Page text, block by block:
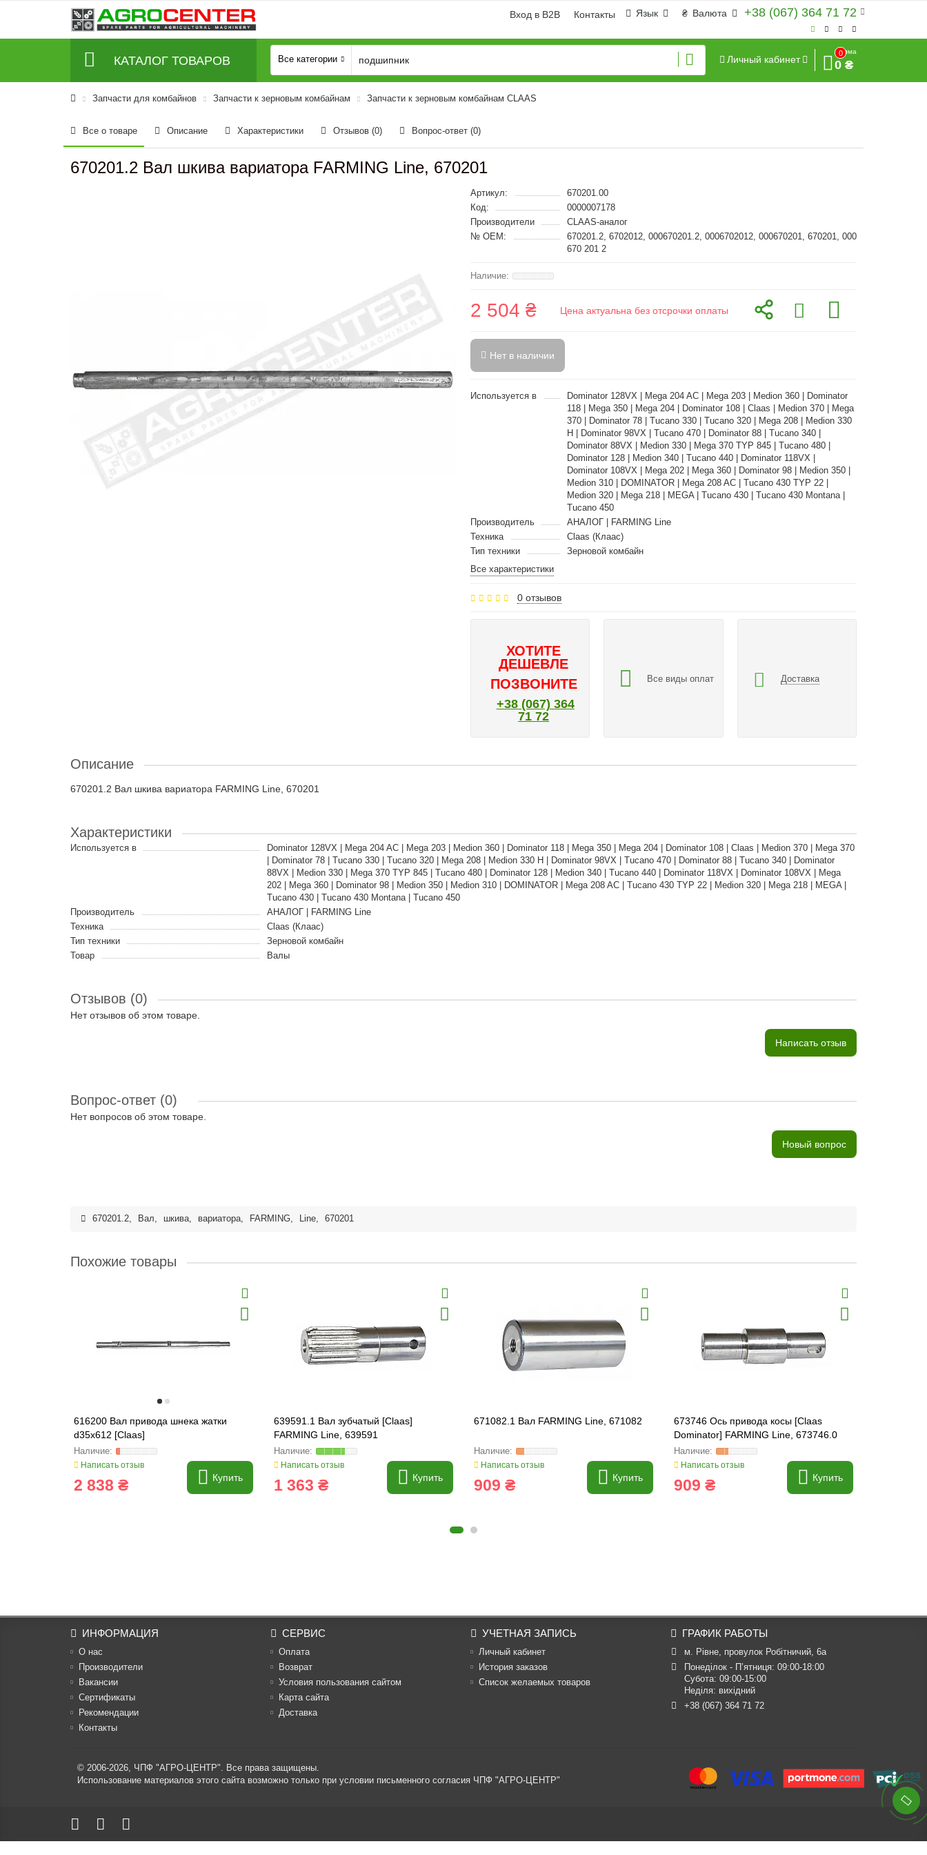
+38 (067) 364 71 72
₴ Валюта
Язык
Вход в B2B Контакты
КАТАЛОГ ТОВАРОВ Все категории Личный кабинет
0
Сумма
0 ₴
Запчасти для комбайнов Запчасти к зерновым комбайнам Запчасти к зерновым комбайнам CLAAS
Все о товаре Описание Характеристики Отзывов (0) Вопрос-ответ (0)
670201.2 Вал шкива вариатора FARMING Line, 670201
Артикул:
670201.00
Код:
0000007178
Производители
CLAAS-аналог
№ OEM:
670201.2, 6702012, 000670201.2, 0006702012, 000670201, 670201, 000
670 201 2
2 504 ₴ Цена актуальна без отсрочки оплаты
Нет в наличии
Используется в
Dominator 128VX | Mega 204 AC | Mega 203 | Medion 360 | Dominator
118 | Mega 350 | Mega 204 | Dominator 108 | Claas | Medion 370 | Mega
370 | Dominator 78 | Tucano 330 | Tucano 320 | Mega 208 | Medion 330
H | Dominator 98VX | Tucano 470 | Dominator 88 | Tucano 340 |
Dominator 88VX | Medion 330 | Mega 370 TYP 845 | Tucano 480 |
Dominator 128 | Medion 340 | Tucano 440 | Dominator 118VX |
Dominator 108VX | Mega 202 | Mega 360 | Dominator 98 | Medion 350 |
Medion 310 | DOMINATOR | Mega 208 AC | Tucano 430 TYP 22 |
Medion 320 | Mega 218 | MEGA | Tucano 430 | Tucano 430 Montana |
Tucano 450
Производитель
АНАЛОГ | FARMING Line
Техника
Claas (Клаас)
Тип техники
Зерновой комбайн
Все характеристики
0 отзывов
ХОТИТЕ
ДЕШЕВЛЕ
ПОЗВОНИТЕ
+38 (067) 364
71 72
Все виды оплат Доставка
Описание
670201.2 Вал шкива вариатора FARMING Line, 670201
Характеристики
Используется в
Dominator 128VX | Mega 204 AC | Mega 203 | Medion 360 | Dominator 118 | Mega 350 | Mega 204 | Dominator 108 | Claas | Medion 370 | Mega 370
| Dominator 78 | Tucano 330 | Tucano 320 | Mega 208 | Medion 330 H | Dominator 98VX | Tucano 470 | Dominator 88 | Tucano 340 | Dominator
88VX | Medion 330 | Mega 370 TYP 845 | Tucano 480 | Dominator 128 | Medion 340 | Tucano 440 | Dominator 118VX | Dominator 108VX | Mega
202 | Mega 360 | Dominator 98 | Medion 350 | Medion 310 | DOMINATOR | Mega 208 AC | Tucano 430 TYP 22 | Medion 320 | Mega 218 | MEGA |
Tucano 430 | Tucano 430 Montana | Tucano 450
Производитель
АНАЛОГ | FARMING Line
Техника
Claas (Клаас)
Тип техники
Зерновой комбайн
Товар
Валы
Отзывов (0)
Нет отзывов об этом товаре.
Написать отзыв
Вопрос-ответ (0)
Нет вопросов об этом товаре.
Новый вопрос
670201.2, Вал, шкива, вариатора, FARMING, Line, 670201
Похожие товары
616200 Вал привода шнека жатки
d35x612 [Claas]
Написать отзыв
2 838 ₴ Купить
639591.1 Вал зубчатый [Claas]
FARMING Line, 639591
Написать отзыв
1 363 ₴ Купить
671082.1 Вал FARMING Line, 671082
Написать отзыв
909 ₴ Купить
673746 Ось привода косы [Claas
Dominator] FARMING Line, 673746.0
Написать отзыв
909 ₴ Купить
ИНФОРМАЦИЯ
О нас
Производители
Вакансии
Cертификаты
Рекомендации
Контакты
СЕРВИС
Оплата
Возврат
Условия пользования сайтом
Карта сайта
Доставка
УЧЕТНАЯ ЗАПИСЬ
Личный кабинет
История заказов
Список желаемых товаров
ГРАФИК РАБОТЫ
м. Рівне, провулок Робітничий, 6а
Понеділок - П’ятниця: 09:00-18:00
Субота: 09:00-15:00
Неділя: вихідний
+38 (067) 364 71 72
© 2006-2026, ЧПФ "АГРО-ЦЕНТР". Все права защищены.
Использование материалов этого сайта возможно только при условии письменного согласия ЧПФ "АГРО-ЦЕНТР"